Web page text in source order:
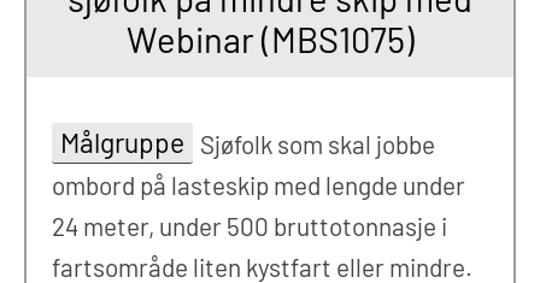
Webinar (MBS1075)
Målgruppe Sjøfolk som skal jobbe
ombord på lasteskip med lengde under
24 meter, under 500 bruttotonnasje i
fartsområde liten kystfart eller mindre.